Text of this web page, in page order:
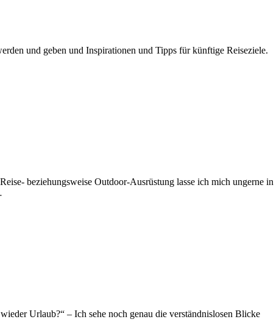
und geben und Inspirationen und Tipps für künftige Reiseziele.
beziehungsweise Outdoor-Ausrüstung lasse ich mich ungerne in
Urlaub?“ – Ich sehe noch genau die verständnislosen Blicke